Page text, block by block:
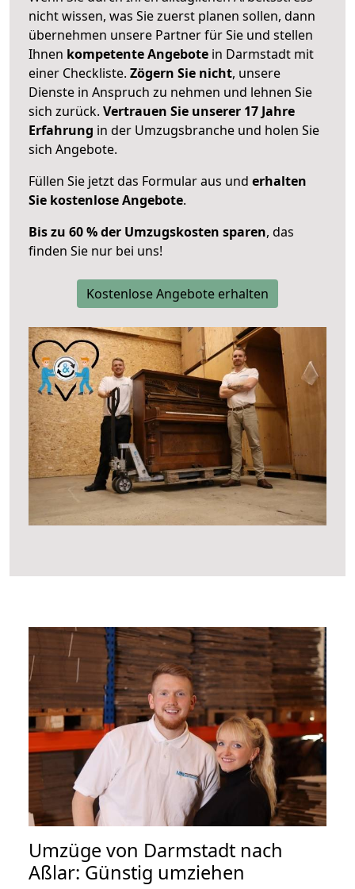
nicht wissen, was Sie zuerst planen sollen, dann
übernehmen unsere Partner für Sie und stellen
Ihnen kompetente Angebote in Darmstadt mit
einer Checkliste. Zögern Sie nicht, unsere
Dienste in Anspruch zu nehmen und lehnen Sie
sich zurück. Vertrauen Sie unserer 17 Jahre
Erfahrung in der Umzugsbranche und holen Sie
sich Angebote.
Füllen Sie jetzt das Formular aus und erhalten
Sie kostenlose Angebote.
Bis zu 60 % der Umzugskosten sparen, das
finden Sie nur bei uns!
Kostenlose Angebote erhalten
Umzüge von Darmstadt nach
Aßlar: Günstig umziehen